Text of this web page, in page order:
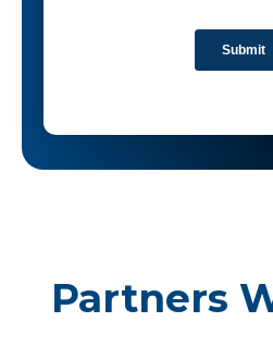
Partners